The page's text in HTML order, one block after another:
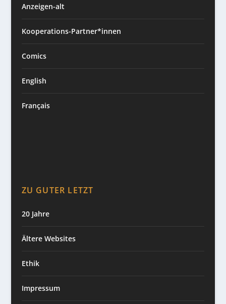
Anzeigen-alt
Kooperations-Partner*innen
Comics
English
Français
ZU GUTER LETZT
20 Jahre
Ältere Websites
Ethik
Impressum